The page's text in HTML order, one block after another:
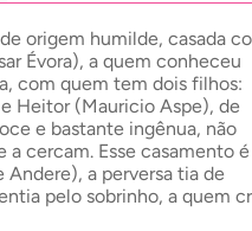
origem humilde, casada
Évora), a quem conheceu
com quem tem dois filhos:
Heitor (Mauricio Aspe), de
e bastante ingênua, não
a cercam. Esse casamento é
a perversa tia de
pelo sobrinho, a quem